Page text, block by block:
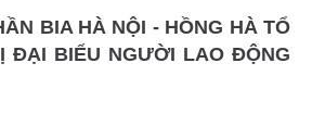
ĐẠI BIỂU NGƯỜI LAO ĐỘNG